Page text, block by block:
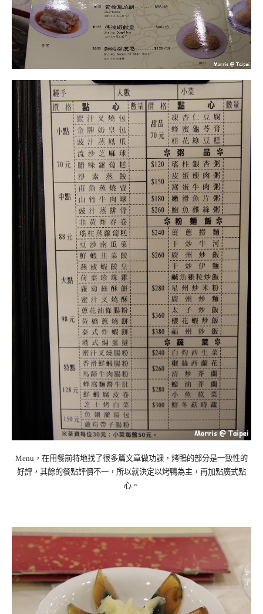
Menu，在用餐前特地找了很多篇文章做功課，烤鴨的部分是一致性的
好評，其餘的餐點評價不一，所以就決定以烤鴨為主，再加點廣式點
心。